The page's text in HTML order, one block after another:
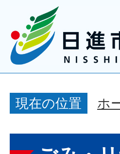
現在の位置 ホ